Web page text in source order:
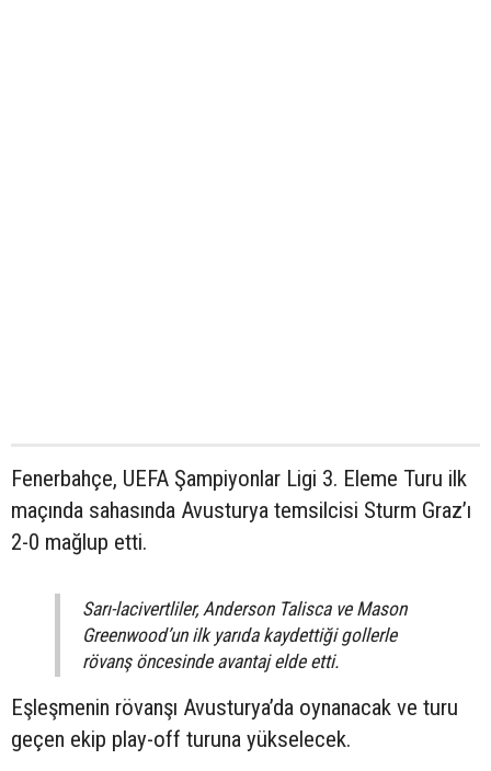
Fenerbahçe, UEFA Şampiyonlar Ligi 3. Eleme Turu ilk
maçında sahasında Avusturya temsilcisi Sturm Graz’ı
2-0 mağlup etti.
Sarı-lacivertliler, Anderson Talisca ve Mason
Greenwood’un ilk yarıda kaydettiği gollerle
rövanş öncesinde avantaj elde etti.
Eşleşmenin rövanşı Avusturya’da oynanacak ve turu
geçen ekip play-off turuna yükselecek.